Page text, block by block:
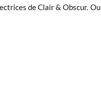
de Clair & Obscur. Ou